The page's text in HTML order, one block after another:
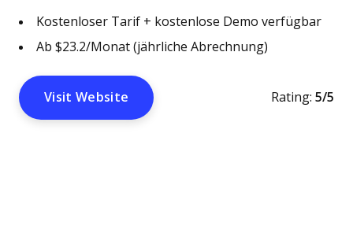
Kostenloser Tarif + kostenlose Demo verfügbar
Ab $23.2/Monat (jährliche Abrechnung)
Visit Website Rating: 5/5